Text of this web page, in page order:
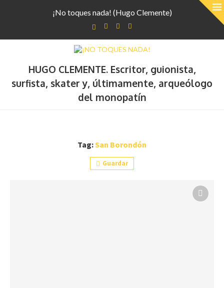
¡No toques nada! (Hugo Clemente)
HUGO CLEMENTE. Escritor, guionista,
surfista, skater y, últimamente, arqueólogo
del monopatín
Tag:San Borondón
Guardar